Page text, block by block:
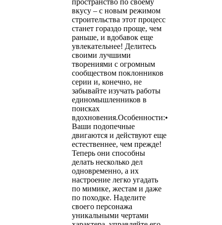
пространство по своему
вкусу – с новым режимом
строительства этот процесс
станет гораздо проще, чем
раньше, и вдобавок еще
увлекательнее! Делитесь
своими лучшими
творениями с огромным
сообществом поклонников
серии и, конечно, не
забывайте изучать работы
единомышленников в
поисках
вдохновения.Особенности:•
Ваши подопечные
двигаются и действуют еще
естественнее, чем прежде!
Теперь они способны
делать несколько дел
одновременно, а их
настроение легко угадать
по мимике, жестам и даже
по походке. Наделите
своего персонажа
уникальными чертами